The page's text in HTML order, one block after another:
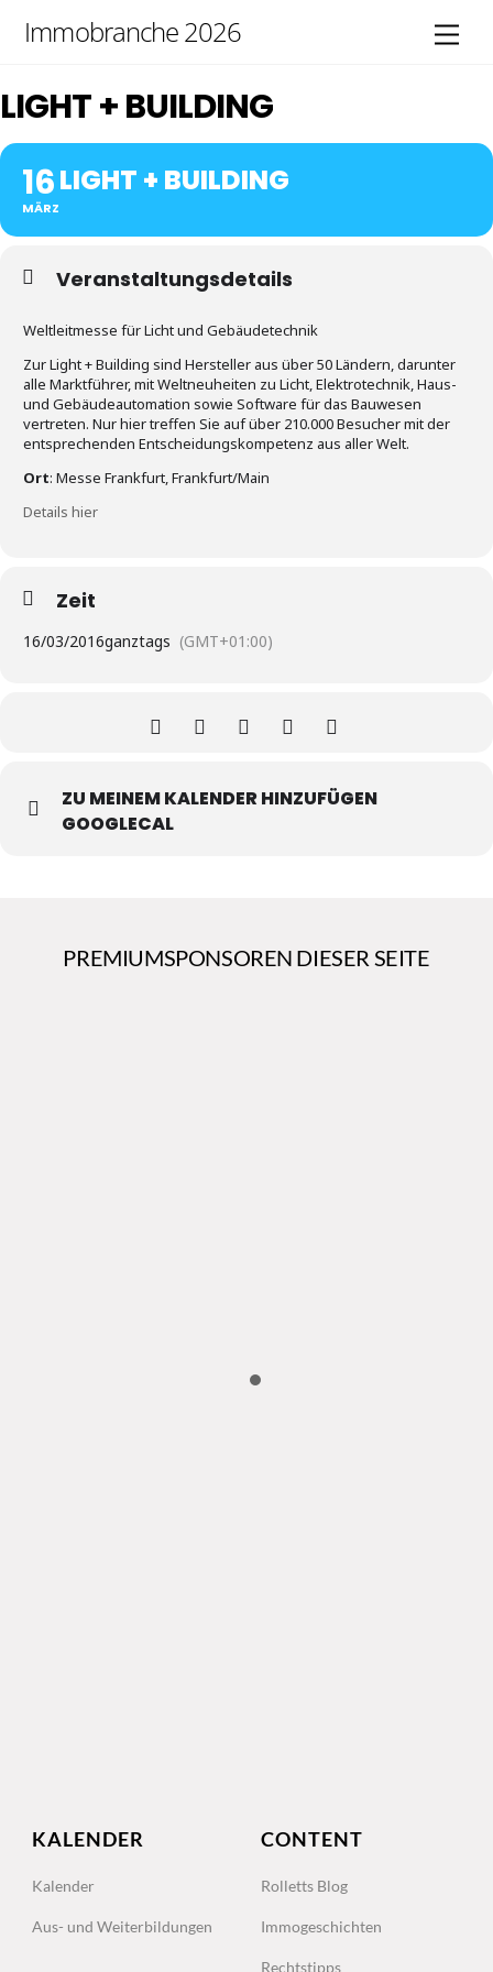
Immobranche 2026
LIGHT + BUILDING
16
MÄRZ
LIGHT + BUILDING
Veranstaltungsdetails
Weltleitmesse für Licht und Gebäudetechnik
Zur Light + Building sind Hersteller aus über 50 Ländern, darunter
alle Marktführer, mit Weltneuheiten zu Licht, Elektrotechnik, Haus-
und Gebäudeautomation sowie Software für das Bauwesen
vertreten. Nur hier treffen Sie auf über 210.000 Besucher mit der
entsprechenden Entscheidungskompetenz aus aller Welt.
Ort: Messe Frankfurt, Frankfurt/Main
Details hier
Zeit
16/03/2016ganztags (GMT+01:00)
ZU MEINEM KALENDER HINZUFÜGEN
GOOGLECAL
PREMIUMSPONSOREN DIESER SEITE
KALENDER
Kalender
Aus- und Weiterbildungen
CONTENT
Rolletts Blog
Immogeschichten
Rechtstipps